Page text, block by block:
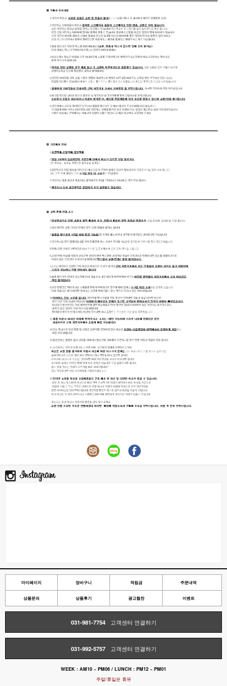
마이페이지 장바구니 적립금 주문내역
상품문의 상품후기 광고협찬 이벤트
031-981-7754 고객센터 연결하기
031-992-5757 고객센터 연결하기
WEEK : AM10 ~ PM06 / LUNCH : PM12 ~ PM01
주말/휴일은 휴뮤